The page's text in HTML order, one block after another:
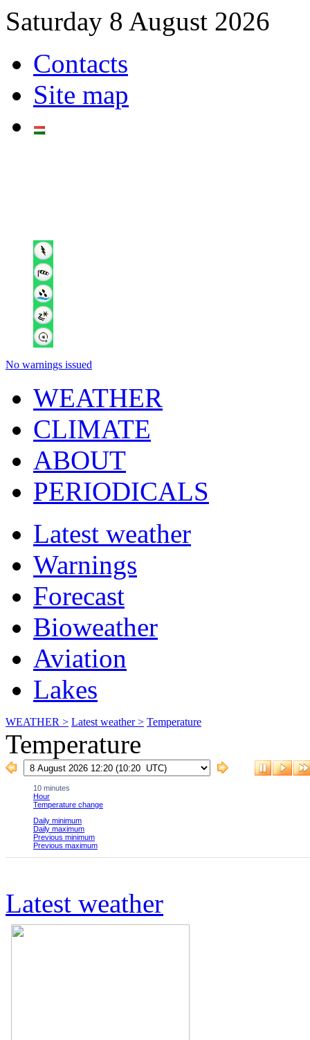
Saturday 8 August 2026
Contacts
Site map
No warnings issued
WEATHER
CLIMATE
ABOUT
PERIODICALS
Latest weather
Warnings
Forecast
Bioweather
Aviation
Lakes
WEATHER > Latest weather > Temperature
Temperature
Latest weather